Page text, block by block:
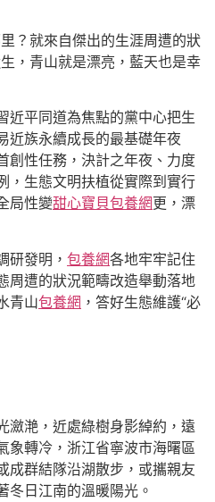
？就來自傑出的生涯周遭的狀
，青山就是漂亮，藍天也是幸
近平同道為焦點的黨中心把生
近族永續成長的最基礎年夜
創性任務，決計之年夜、力度
，生態文明扶植從實際到實行
局性變甜心寶貝包養網更，漂
研發明， 包養網各地牢牢記住
周遭的狀況範疇改造舉動落地
青山包養網 ，答好生態維護“必
瀲滟，近處綠樹身影綽約，遠
象轉冷，浙江省寧波市海曙區
成群結隊沿湖散步，或攜親友
冬日江南的溫暖陽光。